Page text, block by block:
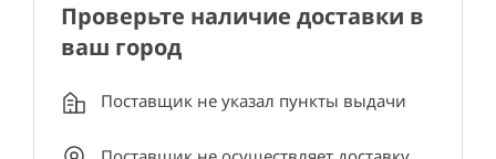
Проверьте наличие доставки в
ваш город
Поставщик не указал пункты выдачи